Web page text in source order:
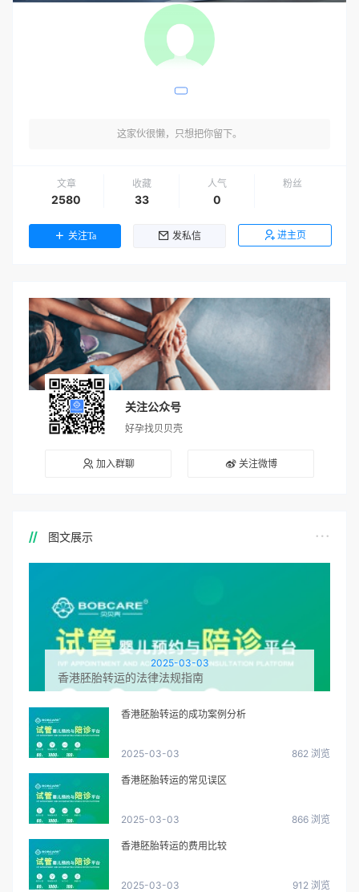
这家伙很懒，只想把你留下。
文章
2580
收藏
33
人气
0
粉丝
关注Ta 发私信 进主页
关注公众号
好孕找贝贝壳
加入群聊 关注微博
图文展示
2025-03-03
香港胚胎转运的法律法规指南
香港胚胎转运的成功案例分析
2025-03-03 862 浏览
香港胚胎转运的常见误区
2025-03-03 866 浏览
香港胚胎转运的费用比较
2025-03-03 912 浏览